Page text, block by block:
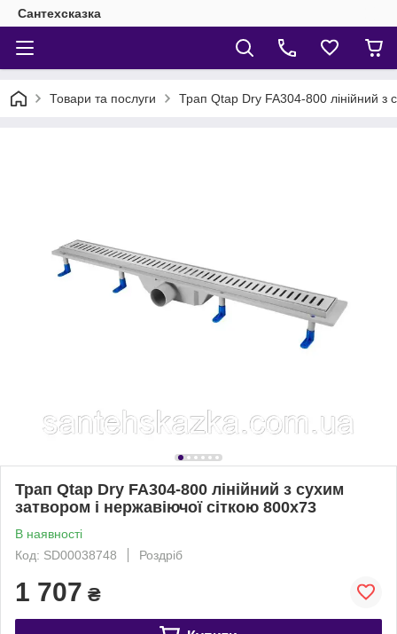
Сантехсказка
Товари та послуги Трап Qtap Dry FA304-800 лінійний з
Трап Qtap Dry FA304-800 лінійний з сухим
затвором і нержавіючої сіткою 800х73
В наявності
Код: SD00038748
Роздріб
1 707 ₴